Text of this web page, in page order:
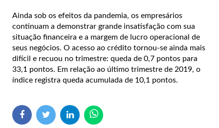
Ainda sob os efeitos da pandemia, os empresários
continuam a demonstrar grande insatisfação com sua
situação financeira e a margem de lucro operacional de
seus negócios. O acesso ao crédito tornou-se ainda mais
difícil e recuou no trimestre: queda de 0,7 pontos para
33,1 pontos. Em relação ao último trimestre de 2019, o
índice registra queda acumulada de 10,1 pontos.